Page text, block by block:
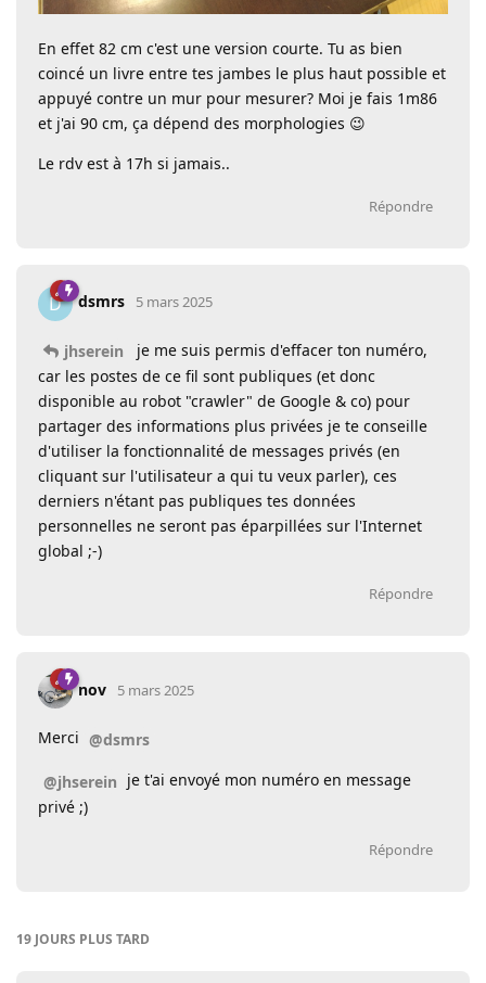
En effet 82 cm c'est une version courte. Tu as bien
coincé un livre entre tes jambes le plus haut possible et
appuyé contre un mur pour mesurer? Moi je fais 1m86
et j'ai 90 cm, ça dépend des morphologies 😉
Le rdv est à 17h si jamais..
Répondre
D dsmrs 5 mars 2025
jhserein
je me suis permis d'effacer ton numéro,
car les postes de ce fil sont publiques (et donc
disponible au robot "crawler" de Google & co) pour
partager des informations plus privées je te conseille
d'utiliser la fonctionnalité de messages privés (en
cliquant sur l'utilisateur a qui tu veux parler), ces
derniers n'étant pas publiques tes données
personnelles ne seront pas éparpillées sur l'Internet
global ;-)
Répondre
nov 5 mars 2025
Merci @dsmrs
@jhserein je t'ai envoyé mon numéro en message
privé ;)
Répondre
19 JOURS PLUS TARD